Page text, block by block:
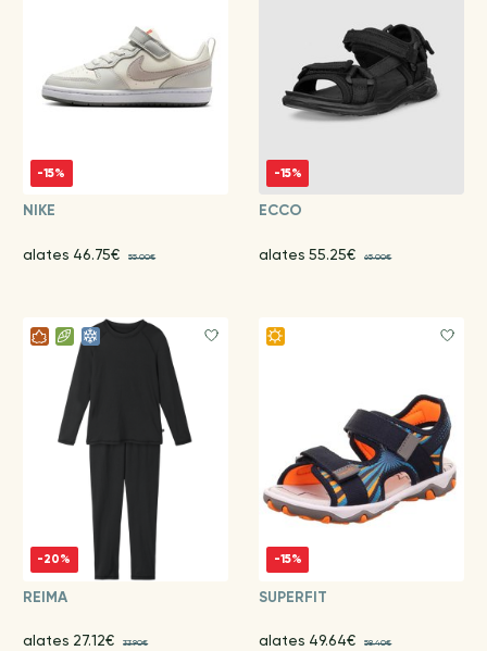
-15%
NIKE
alates 46.75€ 55.00€
-15%
ECCO
alates 55.25€ 65.00€
-20%
REIMA
alates 27.12€ 33.90€
-15%
SUPERFIT
alates 49.64€ 58.40€